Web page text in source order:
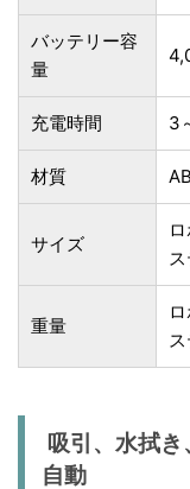
バッテリー容
量
充電時間 3
材質
サイズ
重量
吸引、水拭
自動